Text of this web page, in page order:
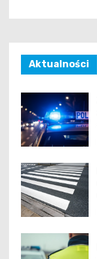
Aktualności